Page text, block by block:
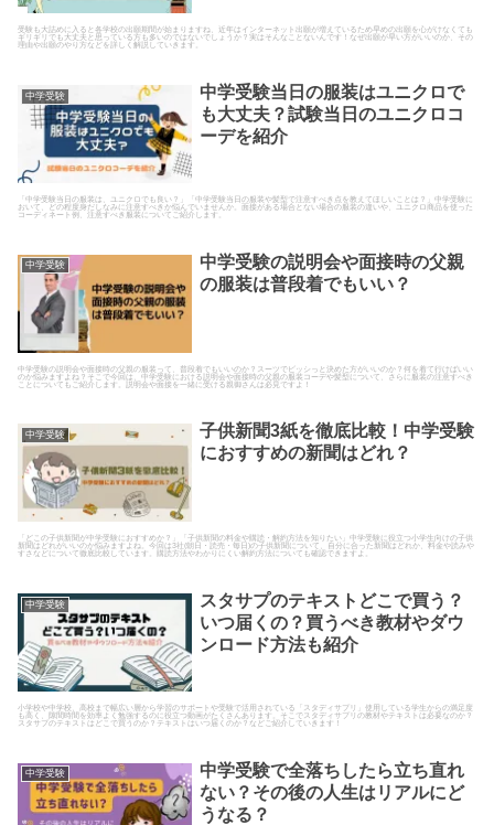
受験も大詰めに入ると各学校の出願期間が始まりますね、近年はインターネット出願が増えているため早めの出願を心がけなくても
ギリギリでも大丈夫と思っている方も多いのではないでしょうか？実はそんなことないんです！なぜ出願が早い方がいいのか、その
理由や出願のやり方などを詳しく解説していきます。
中学受験
中学受験当日の服装はユニクロで
も大丈夫？試験当日のユニクロコ
ーデを紹介
「中学受験当日の服装は、ユニクロでも良い？」「中学受験当日の服装や髪型で注意すべき点を教えてほしいことは？」中学受験に
おいて、どの程度身だしなみに注意すべきか悩んでいませんか。面接がある場合とない場合の服装の違いや、ユニクロ商品を使った
コーディネート例、注意すべき服装についてご紹介します。
中学受験
中学受験の説明会や面接時の父親
の服装は普段着でもいい？
中学受験の説明会や面接時の父親の服装って、普段着でもいいのか？スーツでビッシっと決めた方がいいのか？何を着て行けばいい
のか悩みますよね？そこで今回は、中学受験における説明会や面接時の父親の服装コーデや髪型について、さらに服装の注意すべき
ことについてもご紹介します。説明会や面接を一緒に受ける親御さんは必見ですよ！
中学受験
子供新聞3紙を徹底比較！中学受験
におすすめの新聞はどれ？
「どこの子供新聞が中学受験におすすめか？」「子供新聞の料金や購読・解約方法を知りたい」中学受験に役立つ小学生向けの子供
新聞はどれがいいのか悩みますよね。今回は3社(朝日・読売・毎日)の子供新聞について、自分に合った新聞はどれか、料金や読みや
すさなどについて徹底比較しています。購読方法やわかりにくい解約方法についても確認できますよ。
中学受験
スタサプのテキストどこで買う？
いつ届くの？買うべき教材やダウ
ンロード方法も紹介
小学校や中学校、高校まで幅広い層から学習のサポートや受験で活用されている「スタディサプリ」使用している学生からの満足度
も高く、隙間時間を効率よく勉強するのに役立つ動画がたくさんあります。そこでスタディサプリの教材やテキストは必要なのか？
スタサプのテキストはどこで買うのか？テキストはいつ届くのか？などご紹介していきます！
中学受験
中学受験で全落ちしたら立ち直れ
ない？その後の人生はリアルにど
うなる？